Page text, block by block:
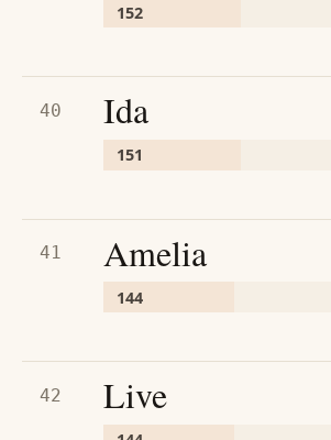
152
40 Ida
151
41 Amelia
144
42 Live